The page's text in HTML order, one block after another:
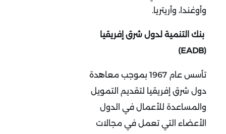
وأوغندا، وأريتريا.
بنك التنمية لدول شرق إفريقيا
(EADB)
تأسس عام 1967 بموجب معاهدة
دول شرق إفريقيا لتقديم التمويل
والمساعدة للأعمال في الدول
الأعضاء التي تعمل في مجالات